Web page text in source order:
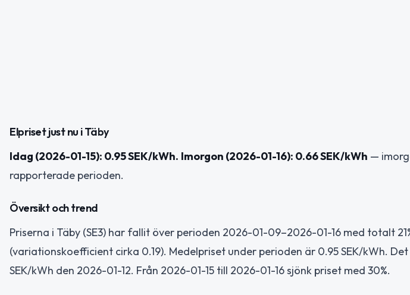
Elpriset just nu i Täby
Idag (2026-01-15): 0.95 SEK/kWh. Imorgon (2026-01-16): 0.66 SEK/kWh —
rapporterade perioden.
Översikt och trend
Priserna i Täby (SE3) har fallit över perioden 2026-01-09–2026-01-16 med totalt
(variationskoefficient cirka 0.19). Medelpriset under perioden är 0.95 SEK/kWh.
SEK/kWh den 2026-01-12. Från 2026-01-15 till 2026-01-16 sjönk priset med 30%.